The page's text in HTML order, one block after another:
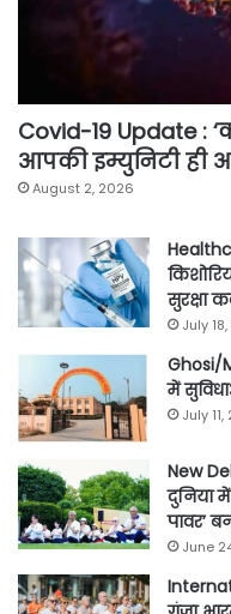
Covid-19 Update :
आपकी इम्युनिटी ही
August 2, 2026
सुरक्षा
July
Ghosi/
में
July
New
दुनिया
पावर’
June